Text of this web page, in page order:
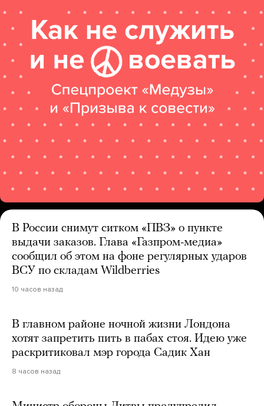
В России снимут ситком «ПВЗ» о пункте
выдачи заказов. Глава «Газпром-медиа»
сообщил об этом на фоне регулярных ударов
ВСУ по складам Wildberries
10 часов назад
В главном районе ночной жизни Лондона
хотят запретить пить в пабах стоя. Идею уже
раскритиковал мэр города Садик Хан
8 часов назад